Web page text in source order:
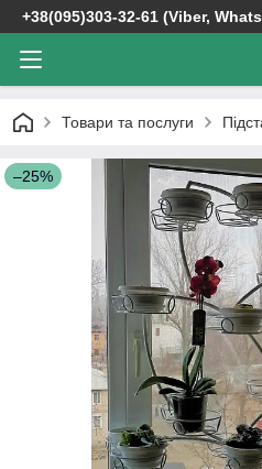
+38(095)303-32-61 (Viber,
Товари та послуги
–25%